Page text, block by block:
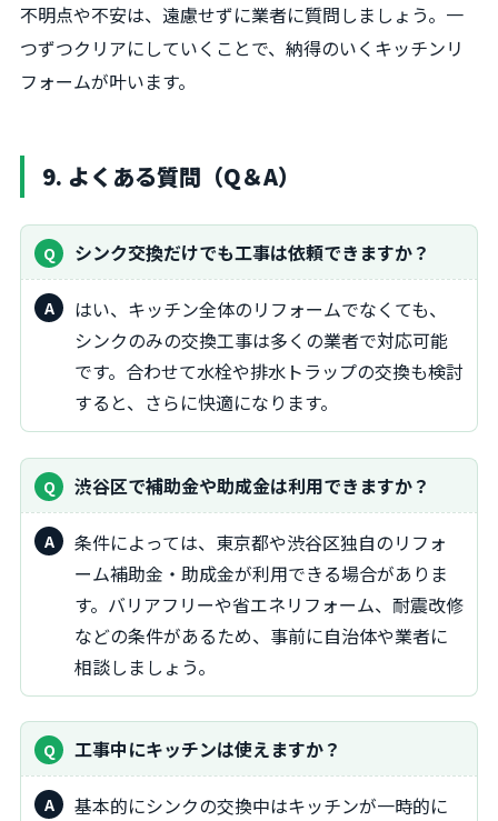
不明点や不安は、遠慮せずに業者に質問しましょう。一
つずつクリアにしていくことで、納得のいくキッチンリ
フォームが叶います。
9. よくある質問（Q＆A）
シンク交換だけでも工事は依頼できますか？
はい、キッチン全体のリフォームでなくても、
シンクのみの交換工事は多くの業者で対応可能
です。合わせて水栓や排水トラップの交換も検討
すると、さらに快適になります。
渋谷区で補助金や助成金は利用できますか？
条件によっては、東京都や渋谷区独自のリフォ
ーム補助金・助成金が利用できる場合がありま
す。バリアフリーや省エネリフォーム、耐震改修
などの条件があるため、事前に自治体や業者に
相談しましょう。
工事中にキッチンは使えますか？
基本的にシンクの交換中はキッチンが一時的に